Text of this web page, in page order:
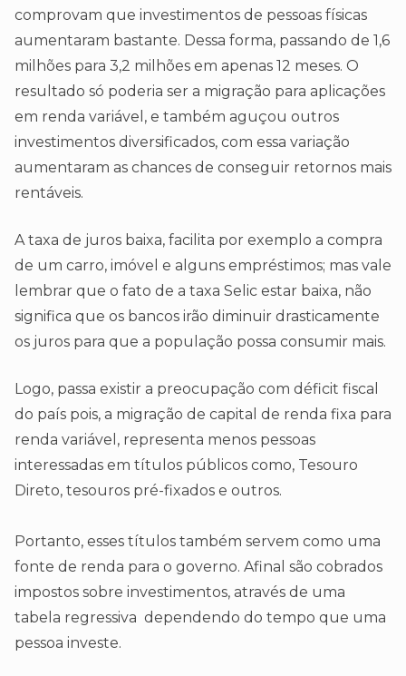
comprovam que investimentos de pessoas físicas
aumentaram bastante. Dessa forma, passando de 1,6
milhões para 3,2 milhões em apenas 12 meses. O
resultado só poderia ser a migração para aplicações
em renda variável, e também aguçou outros
investimentos diversificados, com essa variação
aumentaram as chances de conseguir retornos mais
rentáveis.
A taxa de juros baixa, facilita por exemplo a compra
de um carro, imóvel e alguns empréstimos; mas vale
lembrar que o fato de a taxa Selic estar baixa, não
significa que os bancos irão diminuir drasticamente
os juros para que a população possa consumir mais.
Logo, passa existir a preocupação com déficit fiscal
do país pois, a migração de capital de renda fixa para
renda variável, representa menos pessoas
interessadas em títulos públicos como, Tesouro
Direto, tesouros pré-fixados e outros.
Portanto, esses títulos também servem como uma
fonte de renda para o governo. Afinal são cobrados
impostos sobre investimentos, através de uma
tabela regressiva dependendo do tempo que uma
pessoa investe.